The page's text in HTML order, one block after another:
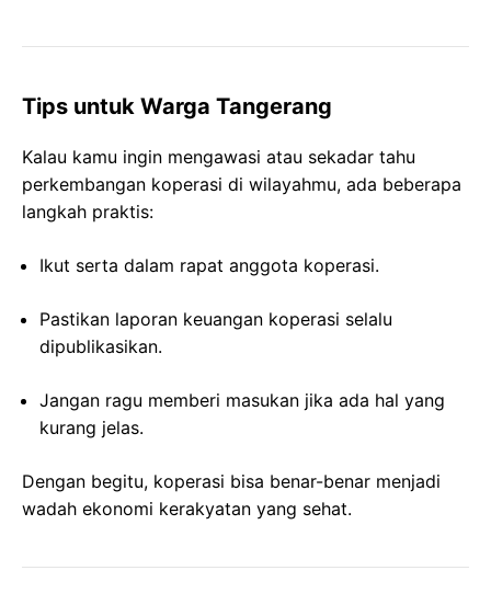
Tips untuk Warga Tangerang
Kalau kamu ingin mengawasi atau sekadar tahu
perkembangan koperasi di wilayahmu, ada beberapa
langkah praktis:
Ikut serta dalam rapat anggota koperasi.
Pastikan laporan keuangan koperasi selalu
dipublikasikan.
Jangan ragu memberi masukan jika ada hal yang
kurang jelas.
Dengan begitu, koperasi bisa benar-benar menjadi
wadah ekonomi kerakyatan yang sehat.